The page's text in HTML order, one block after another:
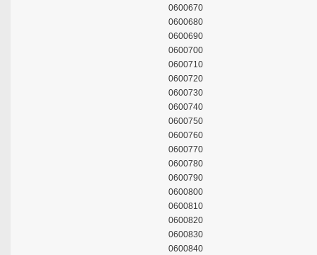
0600670
0600680
0600690
0600700
0600710
0600720
0600730
0600740
0600750
0600760
0600770
0600780
0600790
0600800
0600810
0600820
0600830
0600840